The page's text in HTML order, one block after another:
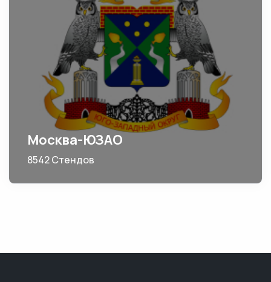
Москва-ЮЗАО
8542 Стендов